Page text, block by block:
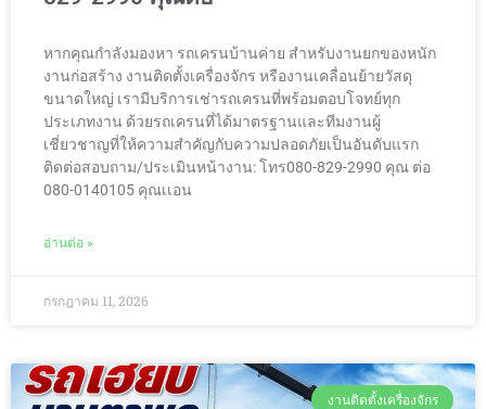
หากคุณกำลังมองหา รถเครนบ้านค่าย สำหรับงานยกของหนัก
งานก่อสร้าง งานติดตั้งเครื่องจักร หรืองานเคลื่อนย้ายวัสดุ
ขนาดใหญ่ เรามีบริการเช่ารถเครนที่พร้อมตอบโจทย์ทุก
ประเภทงาน ด้วยรถเครนที่ได้มาตรฐานและทีมงานผู้
เชี่ยวชาญที่ให้ความสำคัญกับความปลอดภัยเป็นอันดับแรก
ติดต่อสอบถาม/ประเมินหน้างาน: โทร080-829-2990 คุณ ต่อ
080-0140105 คุณเเอน
อ่านต่อ »
กรกฎาคม 11, 2026
งานติดตั้งเครื่องจักร